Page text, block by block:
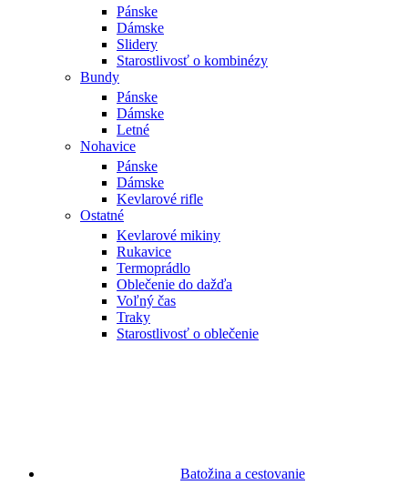
Pánske
Dámske
Slidery
Starostlivosť o kombinézy
Bundy
Pánske
Dámske
Letné
Nohavice
Pánske
Dámske
Kevlarové rifle
Ostatné
Kevlarové mikiny
Rukavice
Termoprádlo
Oblečenie do dažďa
Voľný čas
Traky
Starostlivosť o oblečenie
Batožina a cestovanie